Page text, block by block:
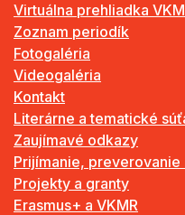
Virtuálna prehliadka
Zoznam periodík
Fotogaléria
Videogaléria
Kontakt
Literárne a tematické
Zaujímavé odkazy
Prijímanie,
Projekty a granty
Erasmus+ a VKMR